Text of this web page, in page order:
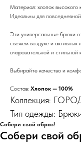
Материал: хлопок
Идеальны для
Эти универсальные брюки
свежем воздухе и активных
очаровательной и стильной
Выбирайте качество и
Состав: Хлопок — 100%
Коллекция:
Тип одежды:
Собери свой образ!
Собери свой